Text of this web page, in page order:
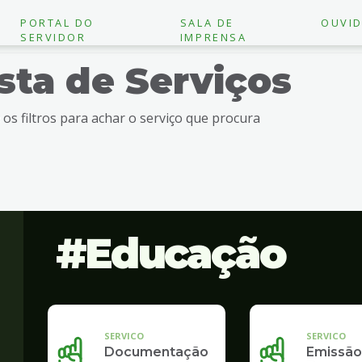
PORTAL DO
SERVIDOR
SALA DE
IMPRENSA
de Serviços
os filtros para achar o serviço que procura
Educação
SERVICO
Documentação
SERVICO